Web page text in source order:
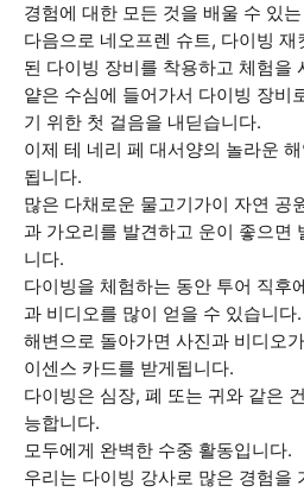
경험에 대한 모든 것을 배울 수 있
다음으로 네오프렌 슈트, 다이빙
된 다이빙 장비를 착용하고 체험을
얕은 수심에 들어가서 다이빙 장비
기 위한 첫 걸음을 내딛습니다.
이제 테 네리 페 대서양의 놀라운
됩니다.
많은 다채로운 물고기가이 자연 공
과 가오리를 발견하고 운이 좋으면
니다.
다이빙을 체험하는 동안 투어 직후
과 비디오를 많이 얻을 수 있습니다.
해변으로 돌아가면 사진과 비디오
이센스 카드를 받게됩니다.
다이빙은 심장, 폐 또는 귀와 같은
능합니다.
모두에게 완벽한 수중 활동입니다.
우리는 다이빙 강사로 많은 경험을